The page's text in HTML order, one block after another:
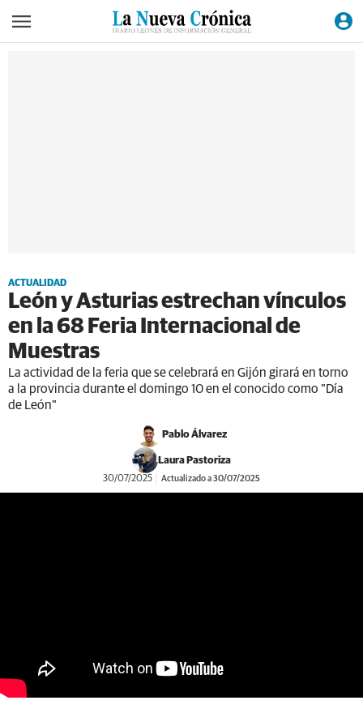
ACTUALIDAD
León y Asturias estrechan vínculos
en la 68 Feria Internacional de
Muestras
La actividad de la feria que se celebrará en Gijón girará en torno
a la provincia durante el domingo 10 en el conocido como "Día
de León"
Pablo Álvarez
Laura Pastoriza
30/07/2025 Actualizado a 30/07/2025